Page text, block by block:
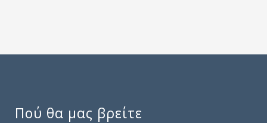
Πού θα μας βρείτε